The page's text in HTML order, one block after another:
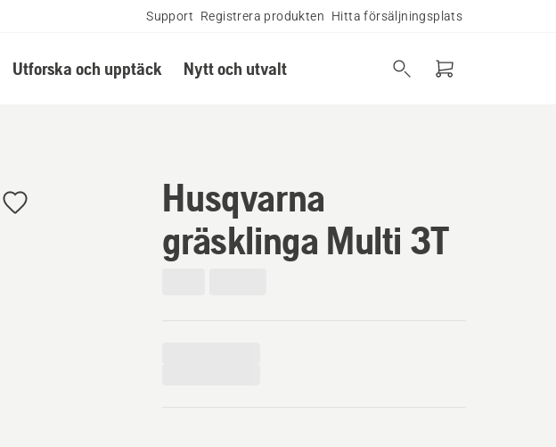
Support Registrera produkten Hitta försäljningsplats
Utforska och upptäck Nytt och utvalt
Husqvarna
gräsklinga Multi 3T